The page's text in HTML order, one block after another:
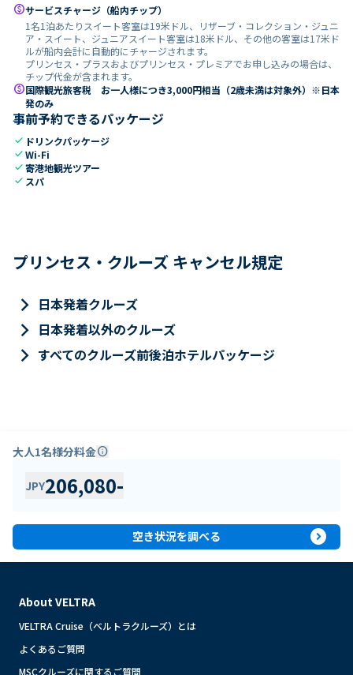
paidサービスチャージ（船内チップ）
1名1泊あたりスイート客室は19米ドル、リザーブ・コレクション・ジュニ
ア・スイート、ジュニアスイート客室は18米ドル、その他の客室は17米ド
ルが船内会計に自動的にチャージされます。
プリンセス・プラスおよびプリンセス・プレミアでお申し込みの場合は、
チップ代金が含まれます。
paid国際観光旅客税 お一人様につき3,000円相当（2歳未満は対象外）※日本
発のみ
事前予約できるパッケージ
check ドリンクパッケージ
checkWi-Fi
check寄港地観光ツアー
check スパ
プリンセス・クルーズ キャンセル規定
keyboard_arrow_right 日本発着クルーズ
keyboard_arrow_right 日本発着以外のクルーズ
keyboard_arrow_right すべてのクルーズ前後泊ホテルパッケージ
大人1名様分料金info
JPY206,080-
空き状況を調べる expand_circle_right
About VELTRA
VELTRA Cruise（ベルトラクルーズ）とは
よくあるご質問
MSCクルーズに関するご質問